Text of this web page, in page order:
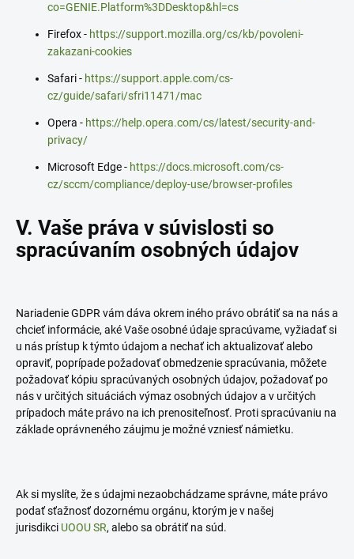
co=GENIE.Platform%3DDesktop&hl=cs
Firefox - https://support.mozilla.org/cs/kb/povoleni-
zakazani-cookies
Safari - https://support.apple.com/cs-
cz/guide/safari/sfri11471/mac
Opera - https://help.opera.com/cs/latest/security-and-
privacy/
Microsoft Edge - https://docs.microsoft.com/cs-
cz/sccm/compliance/deploy-use/browser-profiles
V. Vaše práva v súvislosti so
spracúvaním osobných údajov
Nariadenie GDPR vám dáva okrem iného právo obrátiť sa na nás a
chcieť informácie, aké Vaše osobné údaje spracúvame, vyžiadať si
u nás prístup k týmto údajom a nechať ich aktualizovať alebo
opraviť, poprípade požadovať obmedzenie spracúvania, môžete
požadovať kópiu spracúvaných osobných údajov, požadovať po
nás v určitých situáciách výmaz osobných údajov a v určitých
prípadoch máte právo na ich prenositeľnosť. Proti spracúvaniu na
základe oprávneného záujmu je možné vzniesť námietku.
Ak si myslíte, že s údajmi nezaobchádzame správne, máte právo
podať sťažnosť dozornému orgánu, ktorým je v našej
jurisdikci UOOU SR, alebo sa obrátiť na súd.